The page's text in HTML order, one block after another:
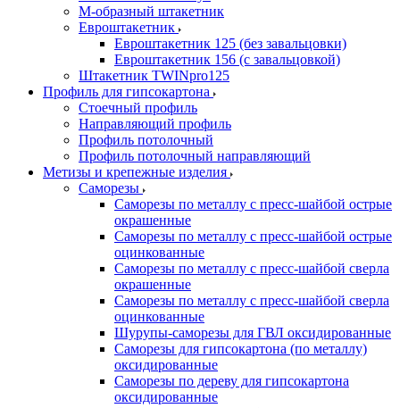
М-образный штакетник
Евроштакетник
Евроштакетник 125 (без завальцовки)
Евроштакетник 156 (с завальцовкой)
Штакетник TWINpro125
Профиль для гипсокартона
Стоечный профиль
Направляющий профиль
Профиль потолочный
Профиль потолочный направляющий
Метизы и крепежные изделия
Саморезы
Саморезы по металлу с пресс-шайбой острые
окрашенные
Саморезы по металлу с пресс-шайбой острые
оцинкованные
Саморезы по металлу с пресс-шайбой сверла
окрашенные
Саморезы по металлу с пресс-шайбой сверла
оцинкованные
Шурупы-саморезы для ГВЛ оксидированные
Саморезы для гипсокартона (по металлу)
оксидированные
Саморезы по дереву для гипсокартона
оксидированные